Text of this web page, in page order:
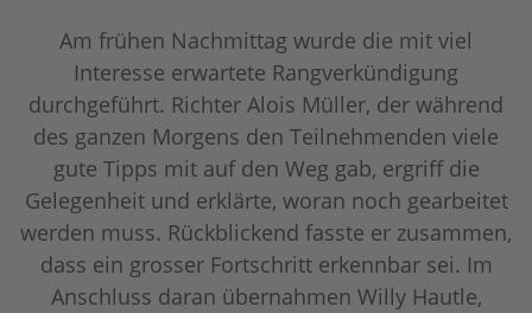
Am frühen Nachmittag wurde die mit viel
Interesse erwartete Rangverkündigung
durchgeführt. Richter Alois Müller, der während
des ganzen Morgens den Teilnehmenden viele
gute Tipps mit auf den Weg gab, ergriff die
Gelegenheit und erklärte, woran noch gearbeitet
werden muss. Rückblickend fasste er zusammen,
dass ein grosser Fortschritt erkennbar sei. Im
Anschluss daran übernahmen Willy Hautle,